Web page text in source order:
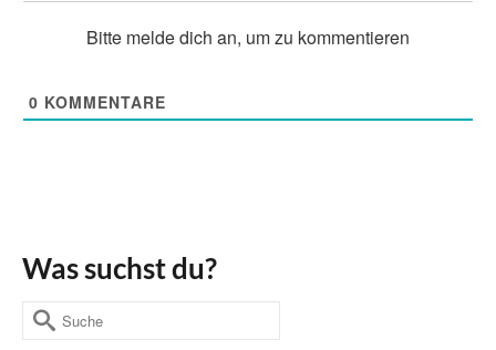
Bitte melde dich an, um zu kommentieren
0 KOMMENTARE
Was suchst du?
Suche
nach: